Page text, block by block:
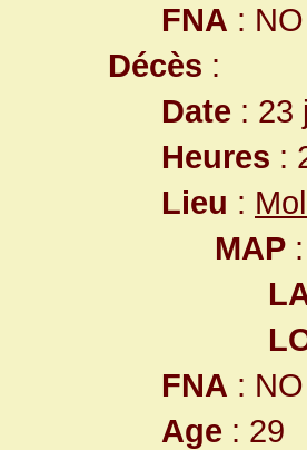
FNA : NO
Décès :
Date : 23
Heures :
Lieu :
MAP :
FNA : NO
Age : 29